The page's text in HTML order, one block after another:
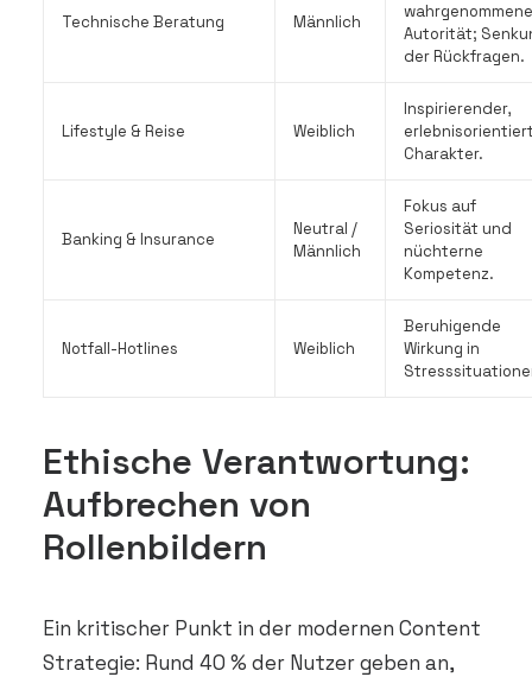
Technische Beratung Männlich
wahrgenommene
Autorität;
der Rückfragen.
Lifestyle & Reise Weiblich
Inspirierender,
Charakter.
Banking & Insurance
Neutral /
Männlich
Fokus auf
Seriosität und
nüchterne
Kompetenz.
Notfall-Hotlines Weiblich
Beruhigende
Wirkung in
Ethische Verantwortung:
Aufbrechen von
Rollenbildern
Ein kritischer Punkt in der modernen Content
Strategie: Rund 40 % der Nutzer geben an,